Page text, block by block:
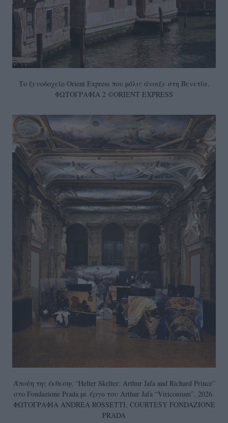
Το ξενοδοχείο Orient Express που µόλις άνοιξε στη Βενετία.
ΦΩΤΟΓΡΑΦΙΑ 2 ©ORIENT EXPRESS
Άποψη της έκθεσης “Helter Skelter: Arthur Jafa and Richard Prince”
στο Fondazione Prada µε έργο του Arthur Jafa “Viriconium”, 2026.
ΦΩΤΟΓΡΑΦΙΑ ANDREA ROSSETTI, COURTESY FONDAZIONE
PRADA